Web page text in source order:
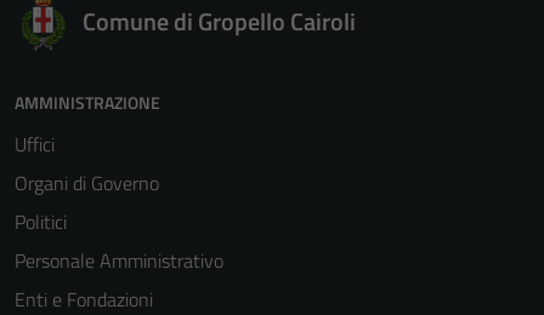
Comune di Gropello Cairoli
AMMINISTRAZIONE
Uffici
Organi di Governo
Politici
Personale Amministrativo
Enti e Fondazioni